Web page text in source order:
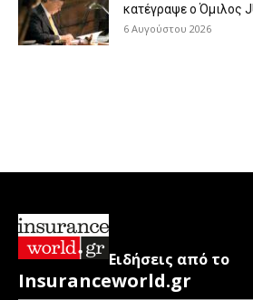
κατέγραψε ο Όμιλος
6 Αυγούστου 2026
Ειδήσεις από το
Insuranceworld.gr